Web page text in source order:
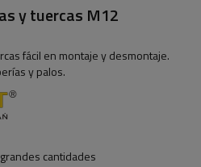
y tuercas M12
fácil en montaje y desmontaje.
y palos.
cantidades